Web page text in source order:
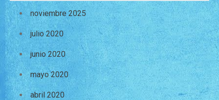
noviembre 2025
julio 2020
junio 2020
mayo 2020
abril 2020